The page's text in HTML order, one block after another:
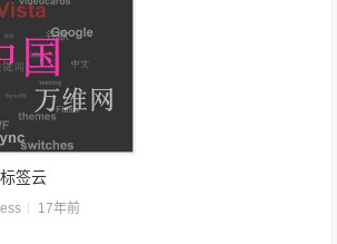
签云
17年前